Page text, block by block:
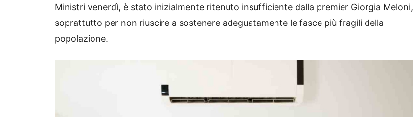
Ministri venerdì, è stato inizialmente ritenuto insufficiente dalla premier Giorgia Meloni,
soprattutto per non riuscire a sostenere adeguatamente le fasce più fragili della
popolazione.